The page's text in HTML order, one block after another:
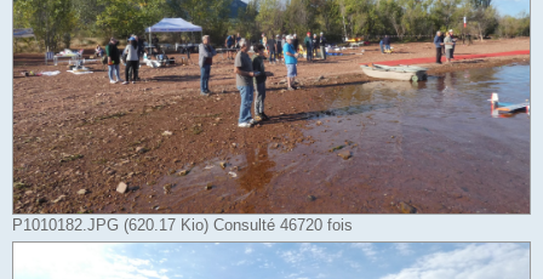
P1010182.JPG (620.17 Kio) Consulté 46720 fois